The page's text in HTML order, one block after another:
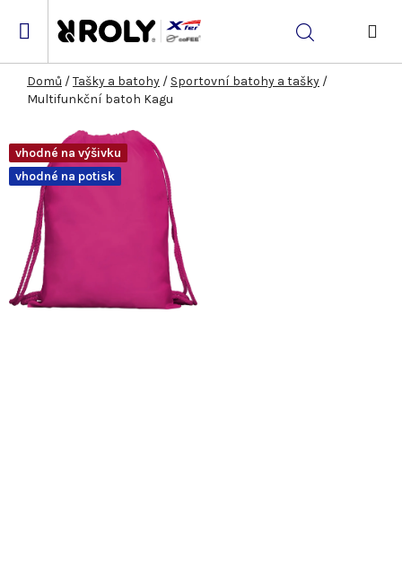
Hledat
Domů /Tašky a batohy / Sportovní batohy a tašky /
Multifunkční batoh Kagu
vhodné na výšivku
vhodné na potisk